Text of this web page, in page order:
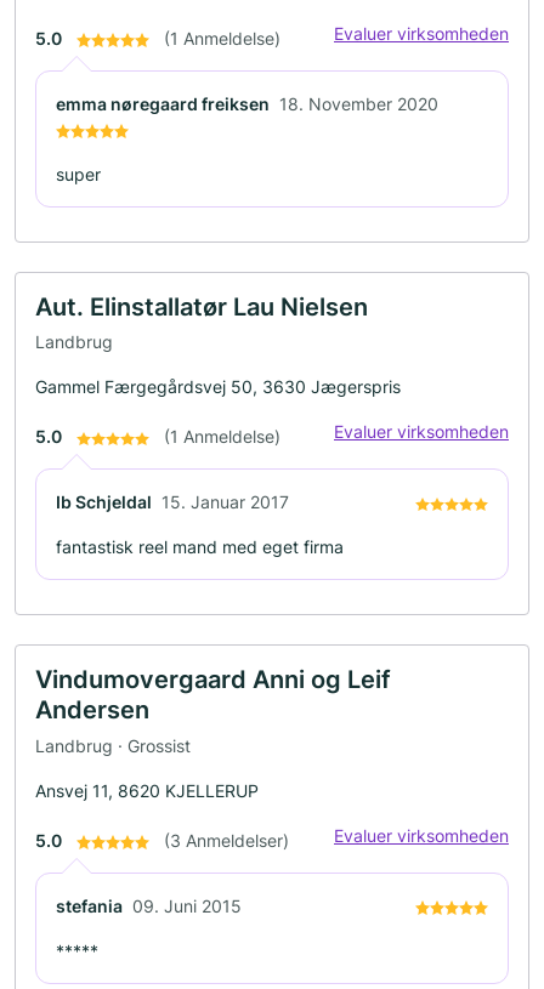
5.0 (1 Anmeldelse) Evaluer virksomheden
emma nøregaard freiksen 18. November 2020
super
Aut. Elinstallatør Lau Nielsen
Landbrug
Gammel Færgegårdsvej 50, 3630 Jægerspris
5.0 (1 Anmeldelse) Evaluer virksomheden
Ib Schjeldal 15. Januar 2017
fantastisk reel mand med eget firma
Vindumovergaard Anni og Leif
Andersen
Landbrug · Grossist
Ansvej 11, 8620 KJELLERUP
5.0 (3 Anmeldelser) Evaluer virksomheden
stefania 09. Juni 2015
*****